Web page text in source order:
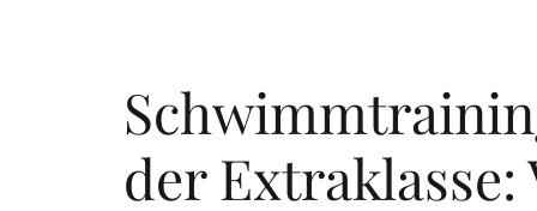
der Extraklasse: